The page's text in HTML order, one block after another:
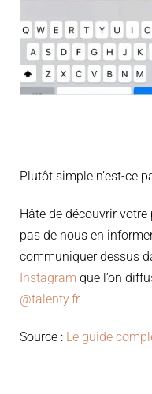
Plutôt simple n’est-ce
Hâte de découvrir votre
pas de nous en
communiquer dessus
Instagram que l’on
@talenty.fr
Source : Le guide